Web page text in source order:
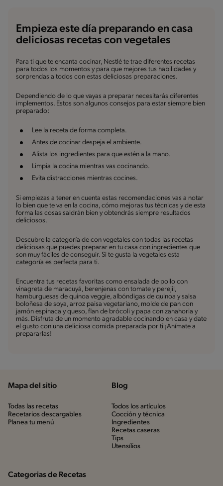
Empieza este día preparando en casa
deliciosas recetas con vegetales
Para ti que te encanta cocinar, Nestlé te trae diferentes recetas
para todos los momentos y para que mejores tus habilidades y
sorprendas a todos con estas deliciosas preparaciones.
Dependiendo de lo que vayas a preparar necesitarás diferentes
implementos. Estos son algunos consejos para estar siempre bien
preparado:
Lee la receta de forma completa.
Antes de cocinar despeja el ambiente.
Alista los ingredientes para que estén a la mano.
Limpia la cocina mientras vas cocinando.
Evita distracciones mientras cocines.
Si empiezas a tener en cuenta estas recomendaciones vas a notar
lo bien que te va en la cocina, cómo mejoras tus técnicas y de esta
forma las cosas saldrán bien y obtendrás siempre resultados
deliciosos.
Descubre la categoría de con vegetales con todas las recetas
deliciosas que puedes preparar en tu casa con ingredientes que
son muy fáciles de conseguir. Si te gusta la vegetales esta
categoría es perfecta para ti.
Encuentra tus recetas favoritas como ensalada de pollo con
vinagreta de maracuyá, berenjenas con tomate y perejil,
hamburguesas de quinoa veggie, albóndigas de quinoa y salsa
boloñesa de soya, arroz paisa vegetariano, molde de pan con
jamón espinaca y queso, flan de brócoli y papa con zanahoria y
más. Disfruta de un momento agradable cocinando en casa y date
el gusto con una deliciosa comida preparada por ti ¡Anímate a
prepararlas!
Mapa del sitio
Todas las recetas
Recetarios descargables
Planea tu menú
Blog
Todos los artículos
Cocción y técnica
Ingredientes
Recetas caseras
Tips
Utensílios
Categorias de Recetas